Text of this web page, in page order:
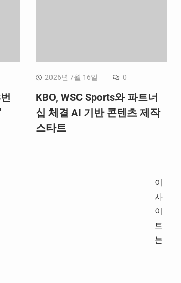
2026년 7월 16일 0
KBO, WSC Sports와 파트너
십 체결 AI 기반 콘텐츠 제작
스타트
이
사
이
트
는